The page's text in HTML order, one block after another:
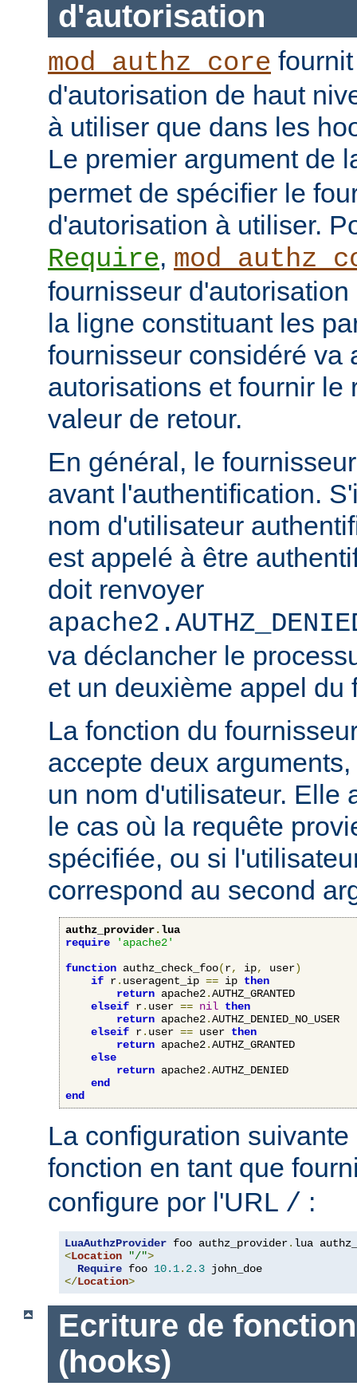
d'autorisation
mod_authz_core
d'autorisation de haut
à utiliser que dans les
Le premier argument de
permet de spécifier le
d'autorisation à utiliser.
Require,
fournisseur
la ligne constituant les
fournisseur considéré va
autorisations et fournir le
valeur de retour.
En général, le
avant l'authentification.
nom d'utilisateur
est appelé à être
doit renvoyer
va déclancher le
et un deuxième appel du
La fonction du
accepte deux
un nom d'utilisateur. Elle
le cas où la requête
spécifiée, ou si
correspond au second
authz_provider.lua
require
'apache2'
function authz_check_foo(r, ip, user)
if r. useragent_ip == ip then
return apache2.AUTHZ_GRANTED
elseif r. user == nil then
return apache2.AUTHZ_DENIED_NO_USER
elseif r. user == user then
return apache2.AUTHZ_GRANTED
else
return apache2.AUTHZ_DENIED
end
end
La configuration
fonction en tant que
configure por l'URL / :
LuaAuthzProvider foo authz_provider.
<Location "/">
Require foo 10.1. 2.3
</Location>
Ecriture de
(hooks)